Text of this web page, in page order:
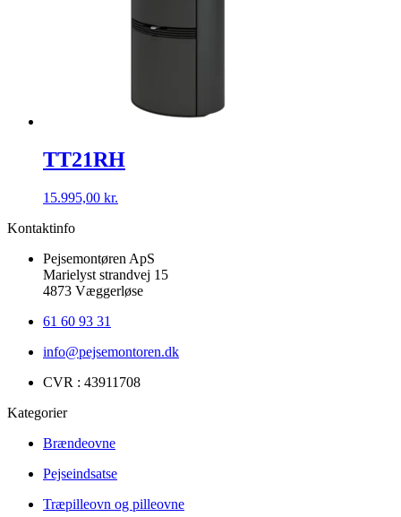
TT21RH
15.995,00 kr.
Kontaktinfo
Pejsemontøren ApS
Marielyst strandvej 15
4873 Væggerløse
61 60 93 31
info@pejsemontoren.dk
CVR : 43911708
Kategorier
Brændeovne
Pejseindsatse
Træpilleovn og pilleovne